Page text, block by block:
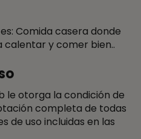
Comida casera donde
calentar y comer bien..
le otorga la condición de
completa de todas
de uso incluidas en las